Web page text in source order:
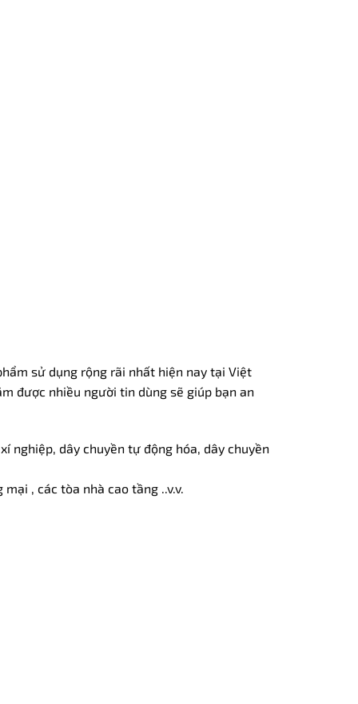
sử dụng rộng rãi nhất hiện nay tại Việt
được nhiều người tin dùng sẽ giúp bạn an
nghiệp, dây chuyền tự động hóa, dây chuyền
, các tòa nhà cao tầng ..v.v.